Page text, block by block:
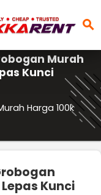
search
Murah
Kunci
Harga 100k
Kunci